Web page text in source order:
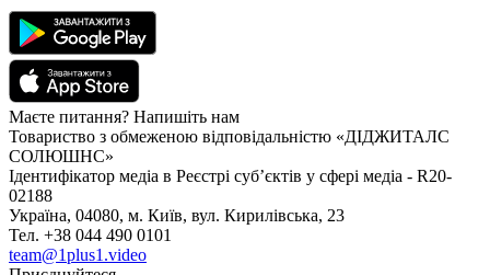
Маєте питання? Напишіть нам
Товариство з обмеженою відповідальністю «ДІДЖИТАЛС
СОЛЮШНС»
Ідентифікатор медіа в Реєстрі суб’єктів у сфері медіа - R20-
02188
Україна, 04080, м. Київ, вул. Кирилівська, 23
Тел. +38 044 490 0101
team@1plus1.video